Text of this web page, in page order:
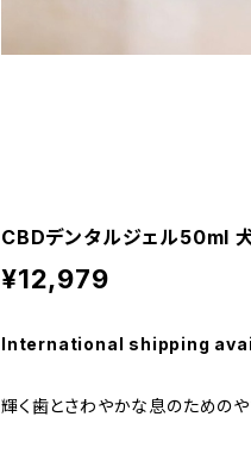
CBDデンタルジェル50ml
¥12,979
International shipping
輝く歯とさわやかな息のためのや